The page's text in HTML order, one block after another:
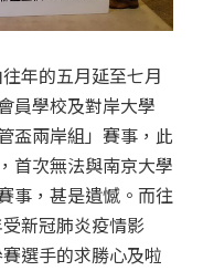
年的五月延至七月
員學校及對岸大學
盃兩岸組」賽事，此
首次無法與南京大學
事，甚是遺憾。而往
新冠肺炎疫情影
選手的求勝心及啦